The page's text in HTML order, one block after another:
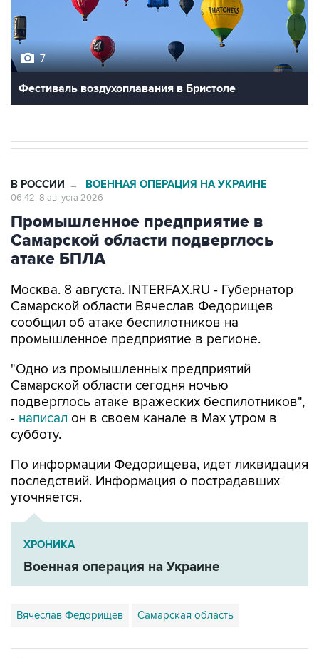
7
Фестиваль воздухоплавания в Бристоле
В РОССИИ → ВОЕННАЯ ОПЕРАЦИЯ НА УКРАИНЕ
06:42, 8 августа 2026
Промышленное предприятие в
Самарской области подверглось
атаке БПЛА
Москва. 8 августа. INTERFAX.RU - Губернатор
Самарской области Вячеслав Федорищев
сообщил об атаке беспилотников на
промышленное предприятие в регионе.
"Одно из промышленных предприятий
Самарской области сегодня ночью
подверглось атаке вражеских беспилотников",
- написал он в своем канале в Max утром в
субботу.
По информации Федорищева, идет ликвидация
последствий. Информация о пострадавших
уточняется.
ХРОНИКА
Военная операция на Украине
Вячеслав Федорищев Самарская область